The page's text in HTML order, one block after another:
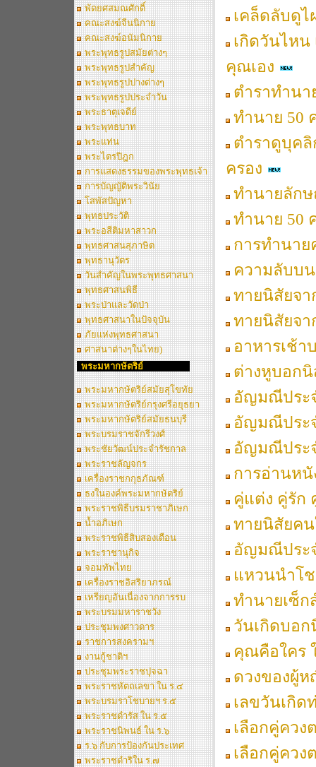
พัดยศสมณศักดิ์
คณะสงฆ์จีนนิกาย
คณะสงฆ์อนัมนิกาย
พระพุทธรูปสมัยต่างๆ
พระพุทธรูปสำคัญ
พระพุทธรูปปางต่างๆ
พระพุทธรูปประจำวัน
พระธาตุเจดีย์
พระพุทธบาท
พระแท่น
พระไตรปิฎก
การแสดงธรรมของพระพุทธเจ้า
การบัญญัติพระวินัย
โสพัสปัญหา
พุทธประวัติ
พระอสีติมหาสาวก
พุทธศาสนสุภาษิต
พุทธานุวัตร
วันสำคัญในพระพุทธศาสนา
พุทธศาสนพิธี
พระป่าและวัดป่า
พุทธศาสนาในปัจจุบัน
ภัยแห่งพุทธศาสนา
ศาสนาต่างๆในไทย)
พระมหากษัตริย์
พระมหากษัตริย์สมัยสุโขทัย
พระมหากษัตริย์กรุงศรีอยุธยา
พระมหากษัตริย์สมัยธนบุรี
พระบรมราชจักรีวงศ์
พระชัยวัฒน์ประจำรัชกาล
พระราชลัญจกร
เครื่องราชกกุธภัณฑ์
ธงในองค์พระมหากษัตริย์
พระราชพิธีบรมราชาภิเษก
น้ำอภิเษก
พระราชพิธีสิบสองเดือน
พระราชานุกิจ
จอมทัพไทย
เครื่องราชอิสริยาภรณ์
เหรียญอันเนื่องจากการรบ
พระบรมมหาราชวัง
ประชุมพงศาวดาร
ราชการสงครามฯ
งานกู้ชาติฯ
ประชุมพระราชปุจฉา
พระราชหัตถเลขา ใน ร.๔
พระบรมราโชบายฯ ร.๕
พระราชดำรัส ใน ร.๕
พระราชนิพนธ์ ใน ร.๖
ร.๖ กับการป้องกันประเทศ
พระราชดำริใน ร.๗
เคล็ดลับดูไ
เกิดวันไห
คุณเอง
ตำราทำนา
ทำนาย 50
ตำราดูบุค
ครอง
ทำนายลัก
ทำนาย 50
การทำนา
ความลับบน
ทายนิสัยจา
ทายนิสัยจ
อาหารเช้า
ต่างหูบอก
อัญมณีประ
อัญมณีประ
อัญมณีประ
การอ่านห
คู่แต่ง คู่รัก
ทายนิสัยค
อัญมณีประ
แหวนนำโ
ทำนายเซ็ก
วันเกิดบอก
คุณคือใคร
ดวงของผู้
เลขวันเกิด
เลือกคู่ควง
เลือกคู่ควง